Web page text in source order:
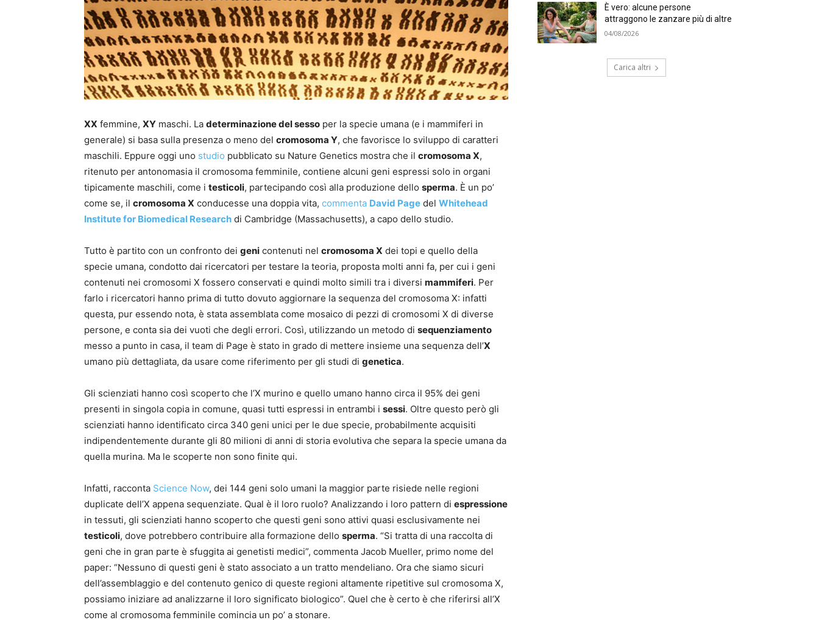
XX femmine, XY maschi. La determinazione del sesso per la specie umana (e i mammiferi in
generale) si basa sulla presenza o meno del cromosoma Y, che favorisce lo sviluppo di caratteri
maschili. Eppure oggi uno studio pubblicato su Nature Genetics mostra che il cromosoma X,
ritenuto per antonomasia il cromosoma femminile, contiene alcuni geni espressi solo in organi
tipicamente maschili, come i testicoli, partecipando così alla produzione dello sperma. È un po’
come se, il cromosoma X conducesse una doppia vita, commenta David Page del Whitehead
Institute for Biomedical Research di Cambridge (Massachusetts), a capo dello studio.
Tutto è partito con un confronto dei geni contenuti nel cromosoma X dei topi e quello della
specie umana, condotto dai ricercatori per testare la teoria, proposta molti anni fa, per cui i geni
contenuti nei cromosomi X fossero conservati e quindi molto simili tra i diversi mammiferi. Per
farlo i ricercatori hanno prima di tutto dovuto aggiornare la sequenza del cromosoma X: infatti
questa, pur essendo nota, è stata assemblata come mosaico di pezzi di cromosomi X di diverse
persone, e conta sia dei vuoti che degli errori. Così, utilizzando un metodo di sequenziamento
messo a punto in casa, il team di Page è stato in grado di mettere insieme una sequenza dell’X
umano più dettagliata, da usare come riferimento per gli studi di genetica.
Gli scienziati hanno così scoperto che l’X murino e quello umano hanno circa il 95% dei geni
presenti in singola copia in comune, quasi tutti espressi in entrambi i sessi. Oltre questo però gli
scienziati hanno identificato circa 340 geni unici per le due specie, probabilmente acquisiti
indipendentemente durante gli 80 milioni di anni di storia evolutiva che separa la specie umana da
quella murina. Ma le scoperte non sono finite qui.
Infatti, racconta Science Now, dei 144 geni solo umani la maggior parte risiede nelle regioni
duplicate dell’X appena sequenziate. Qual è il loro ruolo? Analizzando i loro pattern di espressione
in tessuti, gli scienziati hanno scoperto che questi geni sono attivi quasi esclusivamente nei
testicoli, dove potrebbero contribuire alla formazione dello sperma. “Si tratta di una raccolta di
geni che in gran parte è sfuggita ai genetisti medici”, commenta Jacob Mueller, primo nome del
paper: “Nessuno di questi geni è stato associato a un tratto mendeliano. Ora che siamo sicuri
dell’assemblaggio e del contenuto genico di queste regioni altamente ripetitive sul cromosoma X,
possiamo iniziare ad analizzarne il loro significato biologico”. Quel che è certo è che riferirsi all’X
come al cromosoma femminile comincia un po’ a stonare.
È vero: alcune persone
attraggono le zanzare più di altre
04/08/2026
Carica altri